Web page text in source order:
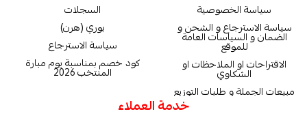
سياسة الخصوصية
سياسة الاسترجاع و الشحن و
الضمان و السياسات العامة
للموقع
الاقتراحات او الملاحظات او
الشكاوي
مبيعات الجملة و طلبات التوزيع
السجلات
بوري (هرن)
سياسة الاسترجاع
كود خصم بمناسبة يوم مبارة
المنتخب 2026
خدمة العملاء